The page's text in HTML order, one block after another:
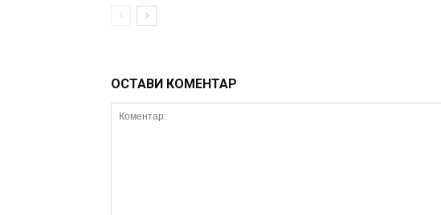
ОСТАВИ КОМЕНТАР